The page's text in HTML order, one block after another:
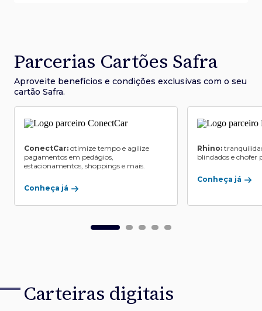
Parcerias Cartões Safra
Aproveite benefícios e condições exclusivas com o seu
cartão Safra.
ConectCar: otimize tempo e agilize
pagamentos em pedágios,
estacionamentos, shoppings e mais.
Conheça já
Rhino:
blindados e chofer
Conheça já
Carteiras digitais